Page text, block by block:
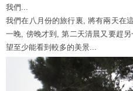
我們...
我們在八月份的旅行裏, 將有兩天在
一晚, 傍晚才到, 第二天清晨又要趕
望至少能看到較多的美景...